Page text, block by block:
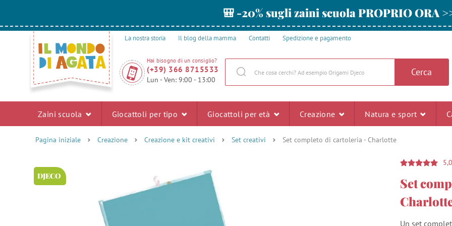
🎒 -20% sugli zaini scuola PROPRIO ORA
La nostra storia Il blog della mamma Contatti Spedizione e pagamento
Hai bisogno di un consiglio?
(+39) 366 8715533
Lun - Ven: 9:00 - 13:00
Cerca
Zaini scuola Giocattoli per tipo Giocattoli per età Creazione Natura e sport
Pagina iniziale Creazione Creazione e kit creativi Set creativi Set completo di cartoleria - Charlotte
DJECO
5,0
Set
Un set